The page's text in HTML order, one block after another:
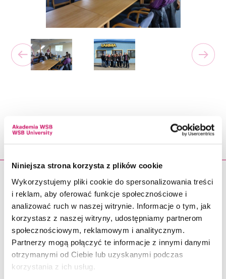
Niniejsza strona korzysta z plików cookie
Wykorzystujemy pliki cookie do spersonalizowania treści
i reklam, aby oferować funkcje społecznościowe i
analizować ruch w naszej witrynie. Informacje o tym, jak
korzystasz z naszej witryny, udostępniamy partnerom
społecznościowym, reklamowym i analitycznym.
Partnerzy mogą połączyć te informacje z innymi danymi
otrzymanymi od Ciebie lub uzyskanymi podczas
korzystania z ich usług.
29.04.2021